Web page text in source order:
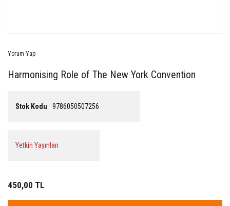
Yorum Yap
Harmonising Role of The New York Convention
Stok Kodu 9786050507256
Yetkin Yayınları
450,00 TL